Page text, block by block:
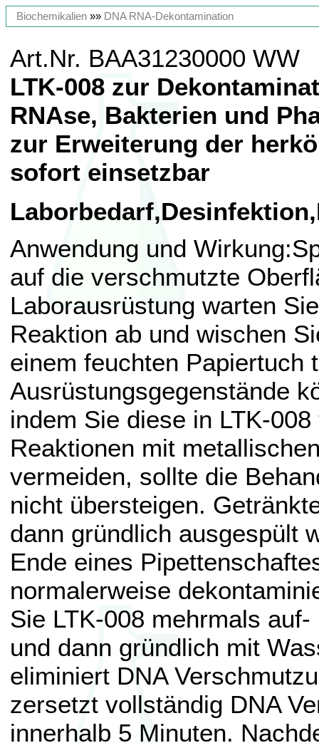
Biochemikalien »» DNA RNA-Dekontamination
Art.Nr. BAA31230000 WW
LTK-008 zur
RNAse, Bakterien und
zur Erweiterung der
sofort einsetzbar
Anwendung und
auf die verschmutzte
Laborausrüstung warten
Reaktion ab und wischen
einem feuchten Papiertuch
Ausrüstungsgegenstände
indem Sie diese in LTK-
Reaktionen mit
vermeiden, sollte die
nicht übersteigen.
dann gründlich ausgespült
Ende eines
normalerweise
Sie LTK-008 mehrmals
und dann gründlich mit
eliminiert DNA
zersetzt vollständig DNA
innerhalb 5 Minuten.